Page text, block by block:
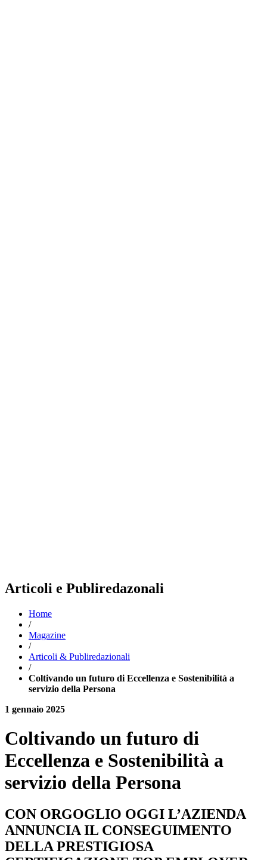
Articoli e Publiredazonali
Home
/
Magazine
/
Articoli & Publiredazionali
/
Coltivando un futuro di Eccellenza e Sostenibilità a
servizio della Persona
1 gennaio 2025
Coltivando un futuro di
Eccellenza e Sostenibilità a
servizio della Persona
CON ORGOGLIO OGGI L’AZIENDA
ANNUNCIA IL CONSEGUIMENTO
DELLA PRESTIGIOSA